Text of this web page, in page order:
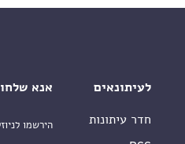
לעיתונאים
חדר עיתונות
אנא
הירשמו